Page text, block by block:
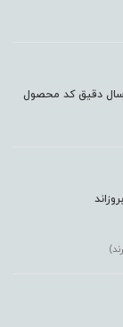
دقیق کد محصول